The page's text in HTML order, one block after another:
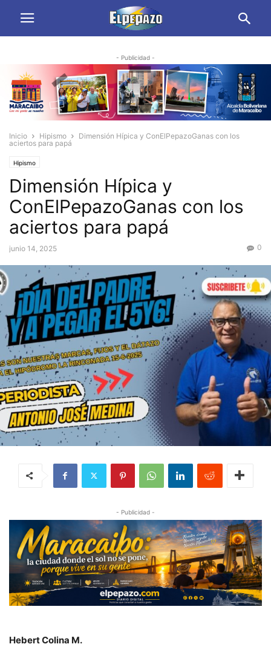
- Publicidad -
Inicio Hipismo
Dimensión Hípica y ConElPepazoGanas con los
aciertos para papá
Hipismo
Dimensión Hípica y
ConElPepazoGanas con los
aciertos para papá
junio 14, 2025 0
- Publicidad -
Hebert Colina M.